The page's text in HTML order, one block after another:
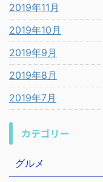
2019年11月
2019年10月
2019年9月
2019年8月
2019年7月
カテゴリー
グルメ